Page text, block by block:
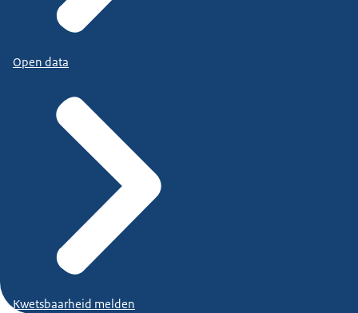
Open data
Kwetsbaarheid melden